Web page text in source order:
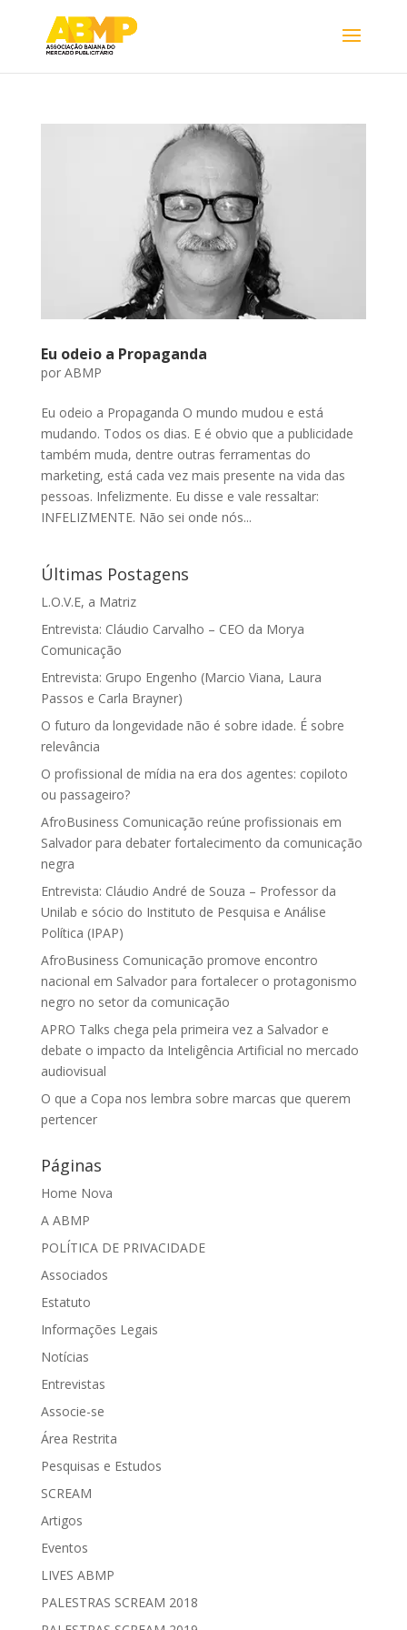
Eu odeio a Propaganda
por ABMP
Eu odeio a Propaganda O mundo mudou e está
mudando. Todos os dias. E é obvio que a publicidade
também muda, dentre outras ferramentas do
marketing, está cada vez mais presente na vida das
pessoas. Infelizmente. Eu disse e vale ressaltar:
INFELIZMENTE. Não sei onde nós...
Últimas Postagens
L.O.V.E, a Matriz
Entrevista: Cláudio Carvalho – CEO da Morya
Comunicação
Entrevista: Grupo Engenho (Marcio Viana, Laura
Passos e Carla Brayner)
O futuro da longevidade não é sobre idade. É sobre
relevância
O profissional de mídia na era dos agentes: copiloto
ou passageiro?
AfroBusiness Comunicação reúne profissionais em
Salvador para debater fortalecimento da comunicação
negra
Entrevista: Cláudio André de Souza – Professor da
Unilab e sócio do Instituto de Pesquisa e Análise
Política (IPAP)
AfroBusiness Comunicação promove encontro
nacional em Salvador para fortalecer o protagonismo
negro no setor da comunicação
APRO Talks chega pela primeira vez a Salvador e
debate o impacto da Inteligência Artificial no mercado
audiovisual
O que a Copa nos lembra sobre marcas que querem
pertencer
Páginas
Home Nova
A ABMP
POLÍTICA DE PRIVACIDADE
Associados
Estatuto
Informações Legais
Notícias
Entrevistas
Associe-se
Área Restrita
Pesquisas e Estudos
SCREAM
Artigos
Eventos
LIVES ABMP
PALESTRAS SCREAM 2018